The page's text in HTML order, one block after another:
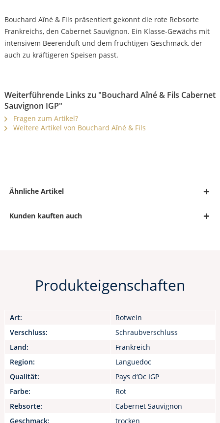
Bouchard Aîné & Fils präsentiert gekonnt die rote Rebsorte
Frankreichs, den Cabernet Sauvignon. Ein Klasse-Gewächs mit
intensivem Beerenduft und dem fruchtigen Geschmack, der
auch zu kräftigeren Speisen passt.
Weiterführende Links zu "Bouchard Aîné & Fils Cabernet
Sauvignon IGP"
Fragen zum Artikel?
Weitere Artikel von Bouchard Aîné & Fils
Ähnliche Artikel
Kunden kauften auch
Produkteigenschaften
Art:
Rotwein
Verschluss:
Schraubverschluss
Land:
Frankreich
Region:
Languedoc
Qualität:
Pays d‘Oc IGP
Farbe:
Rot
Rebsorte:
Cabernet Sauvignon
Geschmack:
trocken